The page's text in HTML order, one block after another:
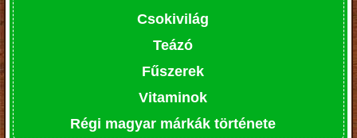
Csokivilág
Teázó
Fűszerek
Vitaminok
Régi magyar márkák története